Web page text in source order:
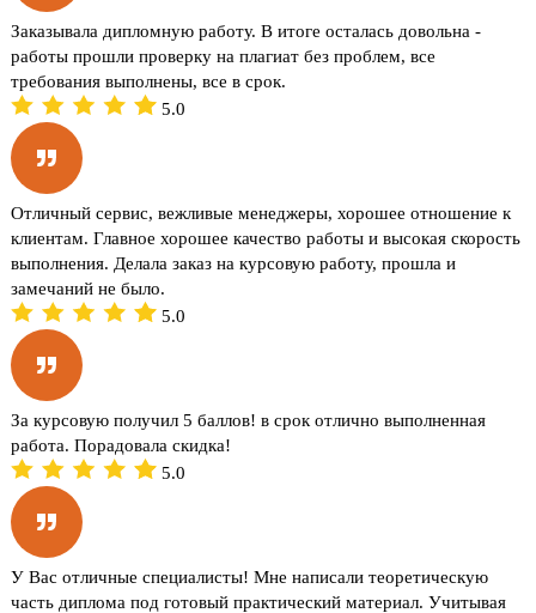
Заказывала дипломную работу. В итоге осталась довольна -
работы прошли проверку на плагиат без проблем, все
требования выполнены, все в срок.
5.0
Отличный сервис, вежливые менеджеры, хорошее отношение к
клиентам. Главное хорошее качество работы и высокая скорость
выполнения. Делала заказ на курсовую работу, прошла и
замечаний не было.
5.0
За курсовую получил 5 баллов! в срок отлично выполненная
работа. Порадовала скидка!
5.0
У Вас отличные специалисты! Мне написали теоретическую
часть диплома под готовый практический материал. Учитывая